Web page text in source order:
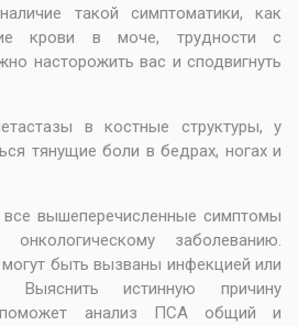
такой симптоматики, как
крови в моче, трудности с
насторожить вас и сподвигнуть
в костные структуры, у
тянущие боли в бедрах, ногах и
все вышеперечисленные симптомы
заболеванию.
быть вызваны инфекцией или
Выяснить истинную причину
поможет анализ ПСА общий и